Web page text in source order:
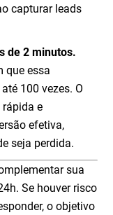
capturar leads
de 2 minutos.
que essa
100 vezes. O
e
efetiva,
seja perdida.
sua
Se houver risco
o objetivo